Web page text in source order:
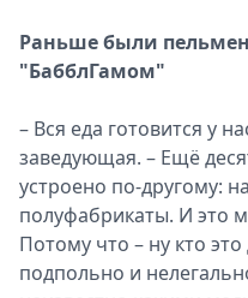
Раньше были
"БабблГамом"
– Вся еда готовится у
заведующая. – Ещё
устроено по-другому:
полуфабрикаты. И это
Потому что – ну кто
подпольно и